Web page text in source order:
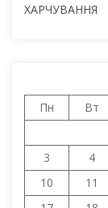
ХАРЧУВАННЯ
Пн
Вт
3
4
10
11